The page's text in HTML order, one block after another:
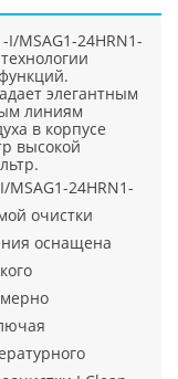
MSAG1-24HRN1-
элегантным
линиям
в корпусе
высокой
24HRN1-
очистки
оснащена